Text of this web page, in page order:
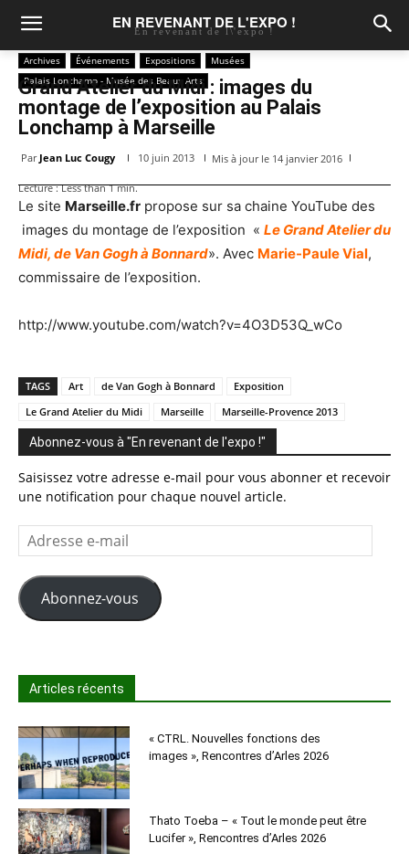
EN REVENANT DE L'EXPO !
En revenant de l\'expo !
Archives Événements Expositions
Musées
Palais Lonchamp - Musée des Beaux Arts
Grand Atelier du Midi : images du
montage de l’exposition au Palais
Lonchamp à Marseille
Par Jean Luc Cougy 10 juin 2013 Mis à jour le 14 janvier 2016
Lecture :Less than 1min.
Le site Marseille.fr propose sur sa chaine YouTube des
images du montage de l’exposition « Le Grand Atelier du
Midi, de Van Gogh à Bonnard». Avec Marie-Paule Vial,
commissaire de l’exposition.
http://www.youtube.com/watch?v=4O3D53Q_wCo
TAGS Art de Van Gogh à Bonnard
Exposition
Le Grand Atelier du Midi
Marseille Marseille-Provence 2013
Abonnez-vous à "En revenant de l'expo !"
Saisissez votre adresse e-mail pour vous abonner et recevoir
une notification pour chaque nouvel article.
Adresse
e-
mail
Abonnez-vous
Articles récents
« CTRL. Nouvelles fonctions des
images », Rencontres d’Arles 2026
Thato Toeba – « Tout le monde peut être
Lucifer », Rencontres d’Arles 2026